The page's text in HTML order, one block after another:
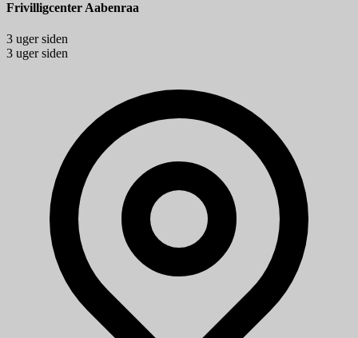
Frivilligcenter Aabenraa
3 uger siden
3 uger siden